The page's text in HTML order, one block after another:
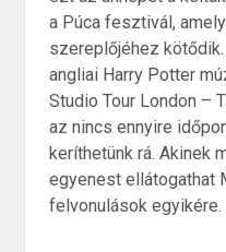
a Púca fesztivál,
szereplőjéhez
angliai Harry Potter
Studio Tour London –
az nincs ennyire
keríthetünk rá. Akinek
egyenest ellátogathat
felvonulások egyikére.